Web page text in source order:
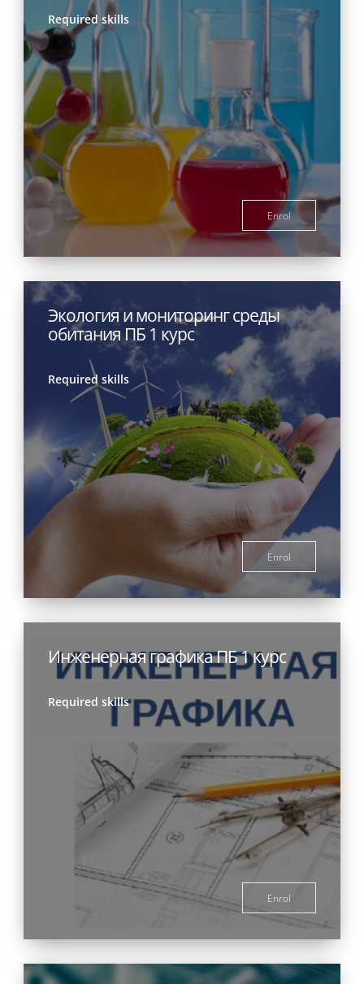
Required skills
Enrol
Экология и мониторинг среды
обитания ПБ 1 курс
Required skills
Enrol
Инженерная графика ПБ 1 курс
Required skills
Enrol